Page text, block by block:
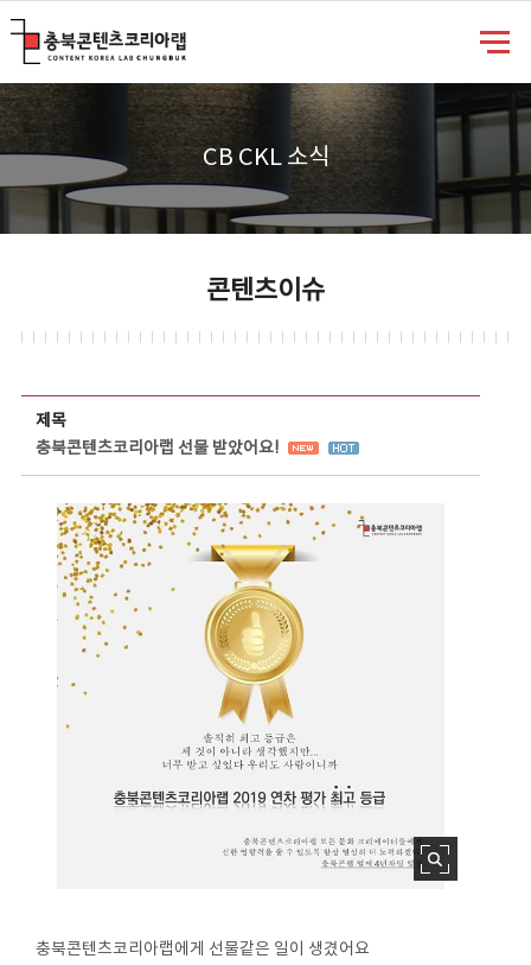
CB CKL 소식
콘텐츠이슈
제목
충북콘텐츠코리아랩 선물 받았어요!
충북콘텐츠코리아랩에게 선물같은 일이 생겼어요